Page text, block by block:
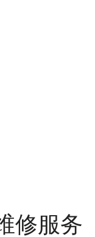
修服务